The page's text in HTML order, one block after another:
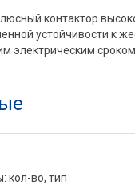
контактор
устойчивости к
электрическим
кол-во, тип